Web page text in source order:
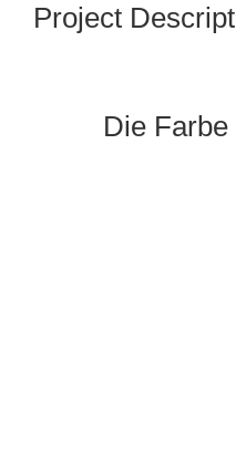
Project
Die